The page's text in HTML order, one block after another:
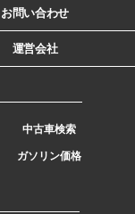
お問い合わせ
運営会社
中古車検索
ガソリン価格